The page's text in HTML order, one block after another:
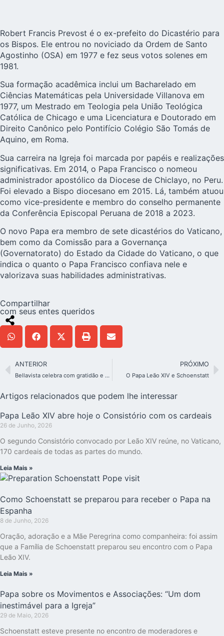
Robert Francis Prevost é o ex-prefeito do Dicastério para
os Bispos. Ele entrou no noviciado da Ordem de Santo
Agostinho (OSA) em 1977 e fez seus votos solenes em
1981.
Sua formação acadêmica inclui um Bacharelado em
Ciências Matemáticas pela Universidade Villanova em
1977, um Mestrado em Teologia pela União Teológica
Católica de Chicago e uma Licenciatura e Doutorado em
Direito Canônico pelo Pontifício Colégio São Tomás de
Aquino, em Roma.
Sua carreira na Igreja foi marcada por papéis e realizações
significativas. Em 2014, o Papa Francisco o nomeou
administrador apostólico da Diocese de Chiclayo, no Peru.
Foi elevado a Bispo diocesano em 2015. Lá, também atuou
como vice-presidente e membro do conselho permanente
da Conferência Episcopal Peruana de 2018 a 2023.
O novo Papa era membro de sete dicastérios do Vaticano,
bem como da Comissão para a Governança
(Governatorato) do Estado da Cidade do Vaticano, o que
indica o quanto o Papa Francisco confiava nele e
valorizava suas habilidades administrativas.
Compartilhar
com seus entes queridos
ANTERIOR
Bellavista celebra com gratidão e esperança o regresso da Mãe ao seu Santuário
PRÓXIMO
O Papa Leão XIV e Schoenstatt
Artigos relacionados que podem lhe interessar
Papa Leão XIV abre hoje o Consistório com os cardeais
26 de Junho, 2026
O segundo Consistório convocado por Leão XIV reúne, no Vaticano,
170 cardeais de todas as partes do mundo.
Leia Mais »
Como Schoenstatt se preparou para receber o Papa na
Espanha
8 de Junho, 2026
Oração, adoração e a Mãe Peregrina como companheira: foi assim
que a Família de Schoenstatt preparou seu encontro com o Papa
Leão XIV.
Leia Mais »
Papa sobre os Movimentos e Associações: “Um dom
inestimável para a Igreja”
29 de Maio, 2026
Schoenstatt esteve presente no encontro de moderadores e